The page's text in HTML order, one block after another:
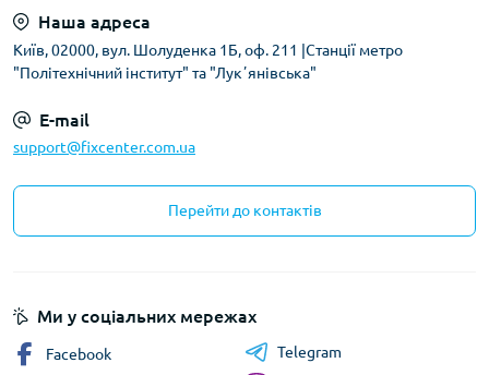
Наша адреса
Київ, 02000, вул. Шолуденка 1Б, оф. 211 |Станції метро
"Політехнічний інститут" та "Лукʼянівська"
E-mail
support@fixcenter.com.ua
Перейти до контактів
Ми у соціальних мережах
Facebook
Telegram